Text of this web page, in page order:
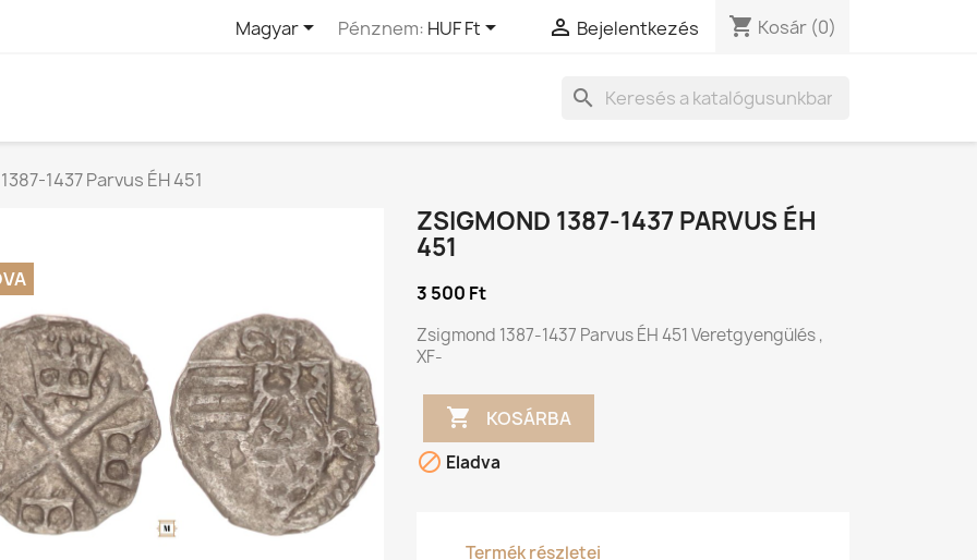
Magyar Pénznem: HUF Ft  Bejelentkezés shopping_cart Kosár (0)
search
1437 Parvus ÉH 451
ZSIGMOND 1387-1437 PARVUS ÉH
451
3 500 Ft
Zsigmond 1387-1437 Parvus ÉH 451 Veretgyengülés ,
XF-
 KOSÁRBA
 Eladva
Termék részletei